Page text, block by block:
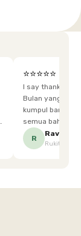
⭐⭐⭐⭐⭐
I say thankyou
Bulan yang super happy! banyak
kumpul bareng
semua bahagia
mgkn saran dari air aja & kebersihan lebih di
R
Ravena
Rukita